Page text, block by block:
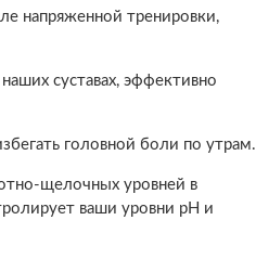
напряженной тренировки,
суставах, эффективно
головной боли по утрам.
щелочных уровней в
ваши уровни рН и